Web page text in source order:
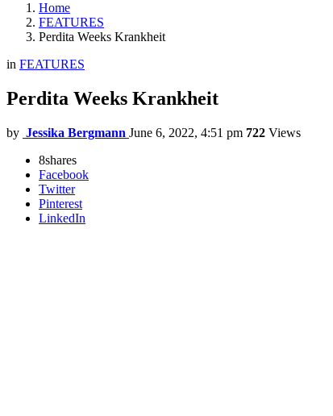
Home
FEATURES
Perdita Weeks Krankheit
in FEATURES
Perdita Weeks Krankheit
by Jessika Bergmann June 6, 2022, 4:51 pm 722 Views
8shares
Facebook
Twitter
Pinterest
LinkedIn